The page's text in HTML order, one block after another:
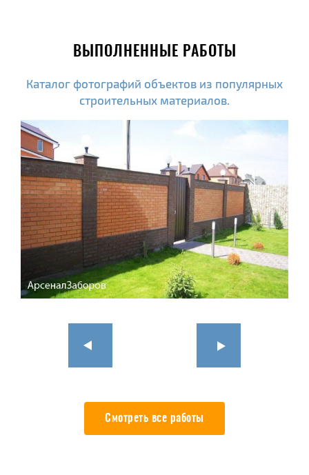
ВЫПОЛНЕННЫЕ РАБОТЫ
Каталог фотографий объектов из популярных
строительных материалов.
Смотреть все работы